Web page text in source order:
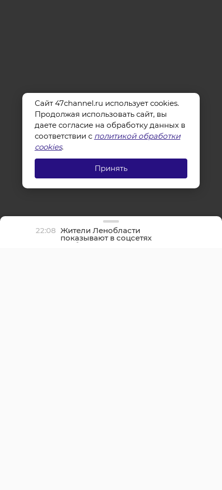
22:08 Жители Ленобласти
показывают в соцсетях
грибные трофеи
Сайт 47channel.ru использует cookies.
Продолжая использовать сайт, вы
даете согласие на обработку данных в
соответствии с политикой обработки
cookies.
Принять